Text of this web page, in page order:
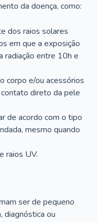
da doença, como:
dos raios solares
em que a exposição
radiação entre 10h e
corpo e/ou acessórios
direto da pele
de acordo com o tipo
mesmo quando
raios UV.
ser de pequeno
diagnóstica ou